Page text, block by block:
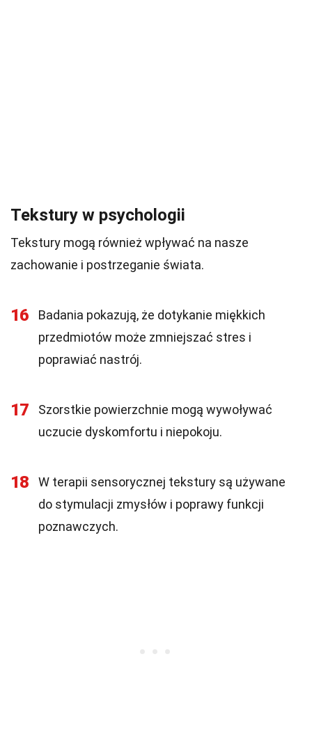
Tekstury w psychologii
Tekstury mogą również wpływać na nasze
zachowanie i postrzeganie świata.
16
Badania pokazują, że dotykanie miękkich
przedmiotów może zmniejszać stres i
poprawiać nastrój.
17
Szorstkie powierzchnie mogą wywoływać
uczucie dyskomfortu i niepokoju.
18
W terapii sensorycznej tekstury są używane
do stymulacji zmysłów i poprawy funkcji
poznawczych.